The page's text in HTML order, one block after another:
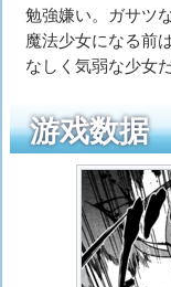
勉強嫌い。ガサツ
魔法少女になる前
なしく気弱な少女
游戏数据